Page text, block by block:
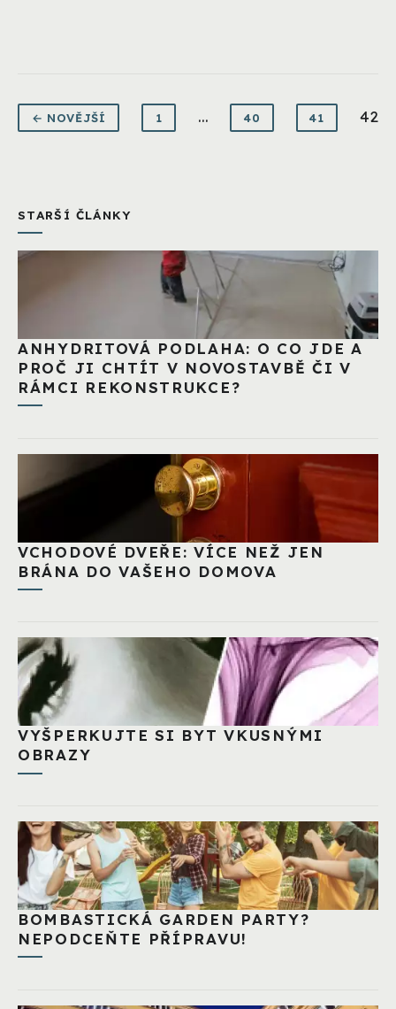
← NOVĚJŠÍ 1 ... 40 41 42
STARŠÍ ČLÁNKY
ANHYDRITOVÁ PODLAHA: O CO JDE A
PROČ JI CHTÍT V NOVOSTAVBĚ ČI V
RÁMCI REKONSTRUKCE?
VCHODOVÉ DVEŘE: VÍCE NEŽ JEN
BRÁNA DO VAŠEHO DOMOVA
VYŠPERKUJTE SI BYT VKUSNÝMI
OBRAZY
BOMBASTICKÁ GARDEN PARTY?
NEPODCEŇTE PŘÍPRAVU!